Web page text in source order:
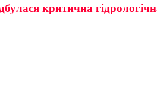
критична